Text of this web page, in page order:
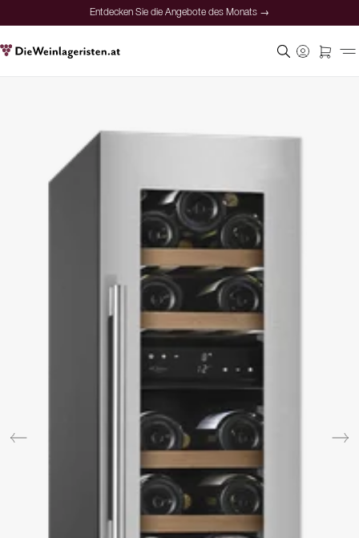
Entdecken Sie die Angebote des Monats →